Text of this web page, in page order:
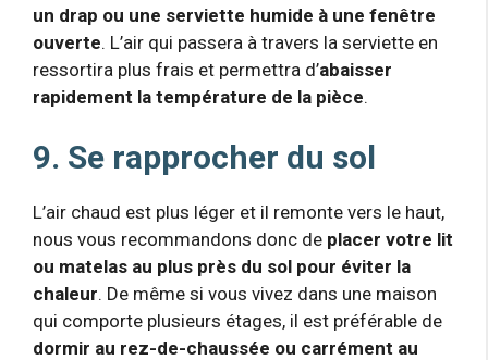
un drap ou une serviette humide à une fenêtre
ouverte. L’air qui passera à travers la serviette en
ressortira plus frais et permettra d’abaisser
rapidement la température de la pièce.
9. Se rapprocher du sol
L’air chaud est plus léger et il remonte vers le haut,
nous vous recommandons donc de placer votre lit
ou matelas au plus près du sol pour éviter la
chaleur. De même si vous vivez dans une maison
qui comporte plusieurs étages, il est préférable de
dormir au rez-de-chaussée ou carrément au